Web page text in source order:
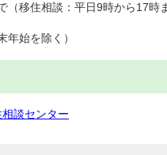
移住相談：平日9時から17時
年始を除く）
談センター